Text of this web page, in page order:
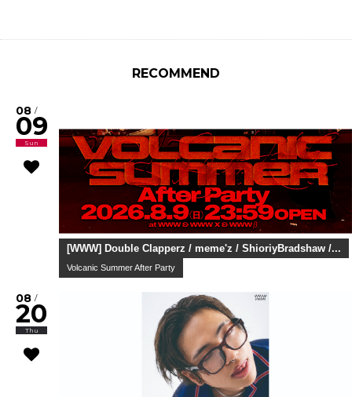
RECOMMEND
08 /
09
Sun
[WWW] Double Clapperz / meme'z / ShioriyBradshaw /...
Volcanic Summer After Party
08 /
20
Thu